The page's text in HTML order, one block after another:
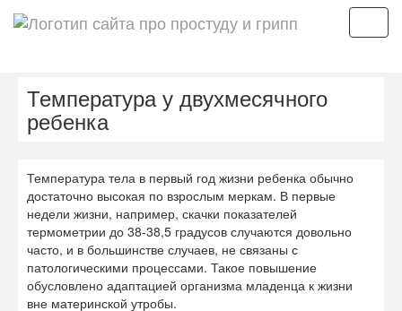
Температура у двухмесячного
ребенка
Температура тела в первый год жизни ребенка обычно
достаточно высокая по взрослым меркам. В первые
недели жизни, например, скачки показателей
термометрии до 38-38,5 градусов случаются довольно
часто, и в большинстве случаев, не связаны с
патологическими процессами. Такое повышение
обусловлено адаптацией организма младенца к жизни
вне материнской утробы.